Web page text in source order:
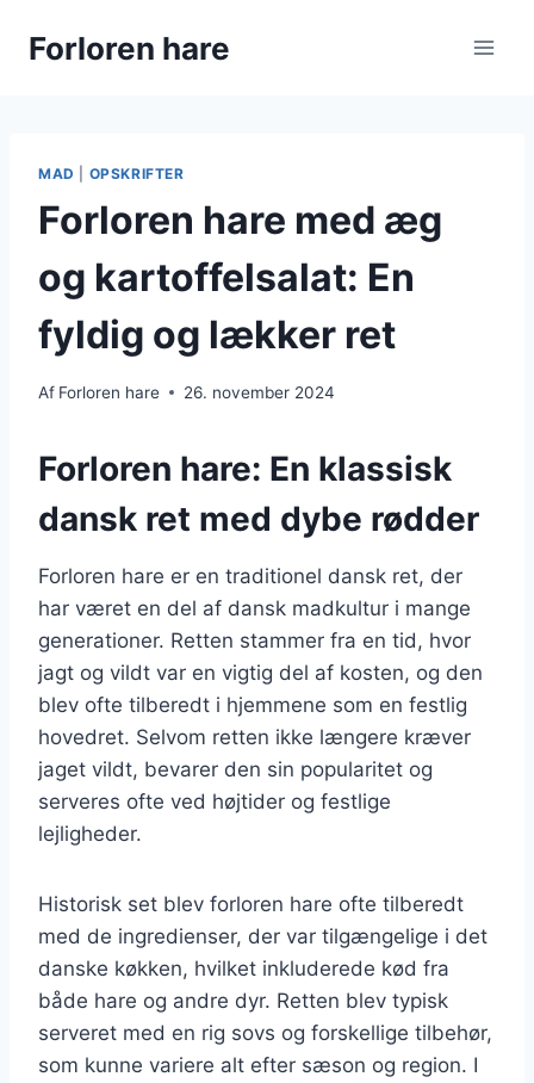
Forloren hare
MAD OPSKRIFTER
Forloren hare med æg
og kartoffelsalat: En
fyldig og lækker ret
Af Forloren hare 26. november 2024
Forloren hare: En klassisk
dansk ret med dybe rødder
Forloren hare er en traditionel dansk ret, der
har været en del af dansk madkultur i mange
generationer. Retten stammer fra en tid, hvor
jagt og vildt var en vigtig del af kosten, og den
blev ofte tilberedt i hjemmene som en festlig
hovedret. Selvom retten ikke længere kræver
jaget vildt, bevarer den sin popularitet og
serveres ofte ved højtider og festlige
lejligheder.
Historisk set blev forloren hare ofte tilberedt
med de ingredienser, der var tilgængelige i det
danske køkken, hvilket inkluderede kød fra
både hare og andre dyr. Retten blev typisk
serveret med en rig sovs og forskellige tilbehør,
som kunne variere alt efter sæson og region. I